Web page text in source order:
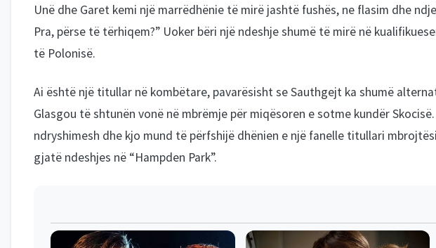
Unë dhe Garet kemi një marrëdhënie të mirë jashtë fushës, ne flasim dhe
Pra, përse të tërhiqem?” Uoker bëri një ndeshje shumë të mirë në
të Polonisë.
Ai është një titullar në kombëtare, pavarësisht se Sauthgejt ka shumë
Glasgou të shtunën vonë në mbrëmje për miqësoren e sotme kundër
ndryshimesh dhe kjo mund të përfshijë dhënien e një fanelle titullari
gjatë ndeshjes në “Hampden Park”.